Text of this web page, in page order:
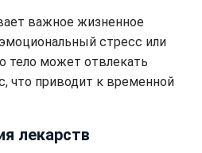
важное жизненное
стресс или
тело может отвлекать
что приводит к временной
лекарств